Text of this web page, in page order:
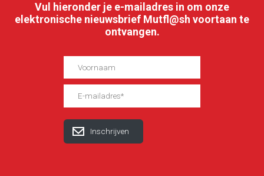
Vul hieronder je e-mailadres in om onze
elektronische nieuwsbrief Mutfl@sh voortaan te
ontvangen.